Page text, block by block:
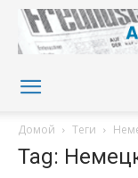
Домой Теги
Tag: